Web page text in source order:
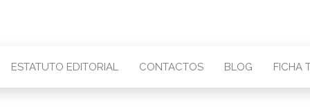
ESTATUTO EDITORIAL CONTACTOS BLOG FICHA